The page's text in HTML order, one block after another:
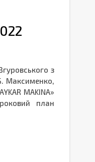
з
Максименко,
MAKINA»
план